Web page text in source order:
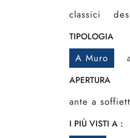
classici
TIPOLOGIA
A Muro
APERTURA
ante a
I PIÙ VISTI A :